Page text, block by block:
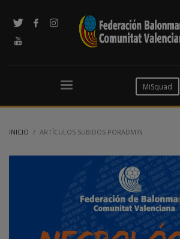
MiSquad
INICIO ARTÍCULOS SUBIDOS PORADMIN